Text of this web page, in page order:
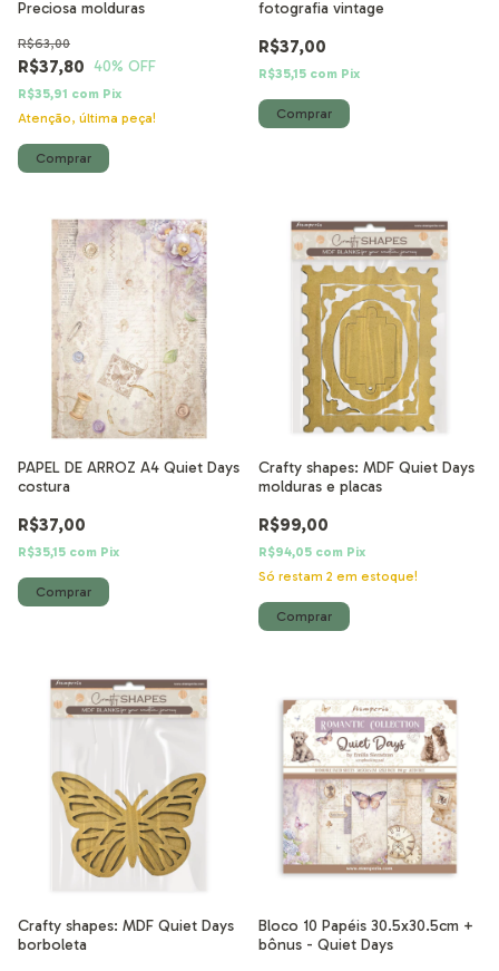
Preciosa molduras
R$37,80
R$63,00
40% OFF
R$35,91 com Pix
Atenção, última peça!
fotografia vintage
R$37,00
R$35,15 com Pix
PAPEL DE ARROZ A4 Quiet Days
costura
R$37,00
R$35,15 com Pix
Crafty shapes: MDF Quiet Days
molduras e placas
R$99,00
R$94,05 com Pix
Só restam 2 em estoque!
Crafty shapes: MDF Quiet Days
borboleta
Bloco 10 Papéis 30.5x30.5cm +
bônus - Quiet Days